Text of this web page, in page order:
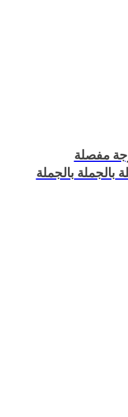
45/90 درجة مفصلة
بالجملة بالجملة